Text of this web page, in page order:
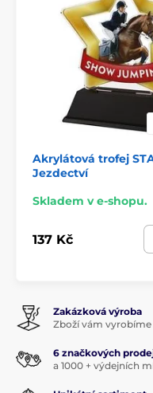
Akrylátová trofej
Jezdectví
Skladem v e-shopu.
137 Kč
Zakázková výroba
Zboží vám vyrobíme
6 značkových
a 1000 + výdejních